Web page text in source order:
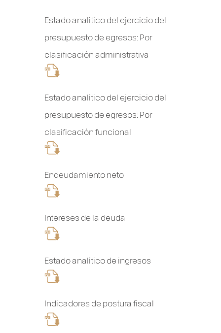
Estado analítico del ejercicio del
presupuesto de egresos: Por
clasificación administrativa
Estado analítico del ejercicio del
presupuesto de egresos: Por
clasificación funcional
Endeudamiento neto
Intereses de la deuda
Estado analítico de ingresos
Indicadores de postura fiscal